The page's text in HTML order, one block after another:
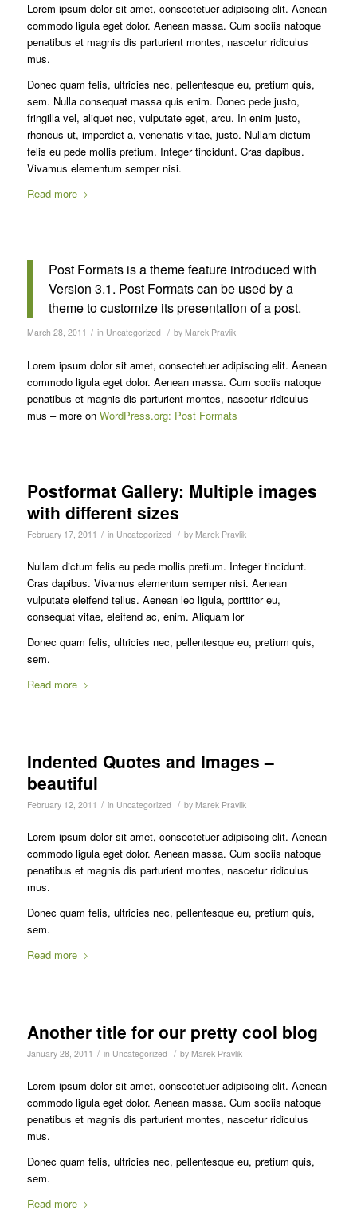
Lorem ipsum dolor sit amet, consectetuer adipiscing elit. Aenean
commodo ligula eget dolor. Aenean massa. Cum sociis natoque
penatibus et magnis dis parturient montes, nascetur ridiculus
mus.
Donec quam felis, ultricies nec, pellentesque eu, pretium quis,
sem. Nulla consequat massa quis enim. Donec pede justo,
fringilla vel, aliquet nec, vulputate eget, arcu. In enim justo,
rhoncus ut, imperdiet a, venenatis vitae, justo. Nullam dictum
felis eu pede mollis pretium. Integer tincidunt. Cras dapibus.
Vivamus elementum semper nisi.
Read more
Post Formats is a theme feature introduced with
Version 3.1. Post Formats can be used by a
theme to customize its presentation of a post.
March 28, 2011 / in Uncategorized / by Marek Pravlik
Lorem ipsum dolor sit amet, consectetuer adipiscing elit. Aenean
commodo ligula eget dolor. Aenean massa. Cum sociis natoque
penatibus et magnis dis parturient montes, nascetur ridiculus
mus – more on WordPress.org: Post Formats
Postformat Gallery: Multiple images
with different sizes
February 17, 2011 / in Uncategorized / by Marek Pravlik
Nullam dictum felis eu pede mollis pretium. Integer tincidunt.
Cras dapibus. Vivamus elementum semper nisi. Aenean
vulputate eleifend tellus. Aenean leo ligula, porttitor eu,
consequat vitae, eleifend ac, enim. Aliquam lor
Donec quam felis, ultricies nec, pellentesque eu, pretium quis,
sem.
Read more
Indented Quotes and Images –
beautiful
February 12, 2011 / in Uncategorized / by Marek Pravlik
Lorem ipsum dolor sit amet, consectetuer adipiscing elit. Aenean
commodo ligula eget dolor. Aenean massa. Cum sociis natoque
penatibus et magnis dis parturient montes, nascetur ridiculus
mus.
Donec quam felis, ultricies nec, pellentesque eu, pretium quis,
sem.
Read more
Another title for our pretty cool blog
January 28, 2011 / in Uncategorized / by Marek Pravlik
Lorem ipsum dolor sit amet, consectetuer adipiscing elit. Aenean
commodo ligula eget dolor. Aenean massa. Cum sociis natoque
penatibus et magnis dis parturient montes, nascetur ridiculus
mus.
Donec quam felis, ultricies nec, pellentesque eu, pretium quis,
sem.
Read more